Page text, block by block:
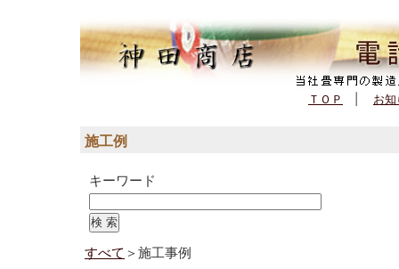
ＴＯＰ お
施工例
キーワード
すべて ＞施工事例